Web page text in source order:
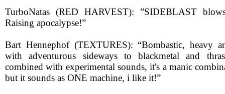
TurboNatas (RED HARVEST): ”SIDEBLAST
Raising apocalypse!”
Bart Hennephof (TEXTURES): “Bombastic, heavy
with adventurous sideways to blackmetal and
combined with experimental sounds, it's a manic
but it sounds as ONE machine, i like it!”